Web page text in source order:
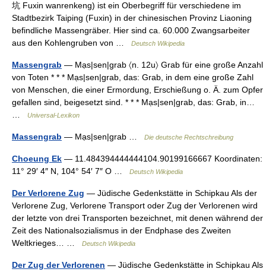
坑 Fuxin wanrenkeng) ist ein Oberbegriff für verschiedene im
Stadtbezirk Taiping (Fuxin) in der chinesischen Provinz Liaoning
befindliche Massengräber. Hier sind ca. 60.000 Zwangsarbeiter
aus den Kohlengruben von …
Deutsch Wikipedia
Massengrab — Mạs|sen|grab 〈n. 12u〉 Grab für eine große Anzahl
von Toten * * * Mạs|sen|grab, das: Grab, in dem eine große Zahl
von Menschen, die einer Ermordung, Erschießung o. Ä. zum Opfer
gefallen sind, beigesetzt sind. * * * Mạs|sen|grab, das: Grab, in…
Universal-Lexikon
Massengrab — Mạs|sen|grab … Die deutsche Rechtschreibung
Choeung Ek — 11.484394444444104.90199166667 Koordinaten:
11° 29′ 4″ N, 104° 54′ 7″ O …
Deutsch Wikipedia
Der Verlorene Zug — Jüdische Gedenkstätte in Schipkau Als der
Verlorene Zug, Verlorene Transport oder Zug der Verlorenen wird
der letzte von drei Transporten bezeichnet, mit denen während der
Zeit des Nationalsozialismus in der Endphase des Zweiten
Weltkrieges… …
Deutsch Wikipedia
Der Zug der Verlorenen — Jüdische Gedenkstätte in Schipkau Als